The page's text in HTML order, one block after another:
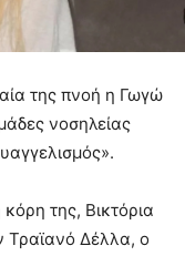
της πνοή η Γωγώ
νοσηλείας
της, Βικτόρια
Τραϊανό Δέλλα, ο